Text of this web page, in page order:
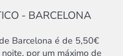
- BARCELONA
Barcelona é de 5,50€
por um máximo de